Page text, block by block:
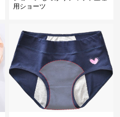
用ショーツ